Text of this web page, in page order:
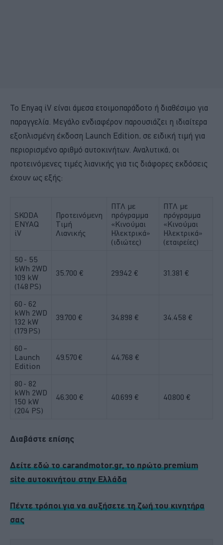
Το Enyaq iV είναι άμεσα ετοιμοπαράδοτο ή διαθέσιμο για
παραγγελία. Μεγάλο ενδιαφέρον παρουσιάζει η ιδιαίτερα
εξοπλισμένη έκδοση Launch Edition, σε ειδική τιμή για
περιορισμένο αριθμό αυτοκινήτων. Αναλυτικά, οι
προτεινόμενες τιμές λιανικής για τις διάφορες εκδόσεις
έχουν ως εξής:
SKODA
ENYAQ
iV
Προτεινόμενη
Τιμή
Λιανικής
ΠΤΛ με
πρόγραμμα
«Κινούμαι
Ηλεκτρικά»
(ιδιώτες)
ΠΤΛ με
πρόγραμμα
«Κινούμαι
Ηλεκτρικά»
(εταιρείες)
50 - 55
kWh 2WD
109 kW
(148 PS)
35.700 € 29.942 € 31.381 €
60 - 62
kWh 2WD
132 kW
(179 PS)
39.700 € 34.898 € 34.458 €
60 –
Launch
Edition
49.570€ 44.768 €
80 - 82
kWh 2WD
150 kW
(204 PS)
46.300 € 40.699 € 40.800 €
Διαβάστε επίσης
Δείτε εδώ το carandmotor.gr, το πρώτο premium
site αυτοκινήτου στην Ελλάδα
Πέντε τρόποι για να αυξήσετε τη ζωή του κινητήρα
σας